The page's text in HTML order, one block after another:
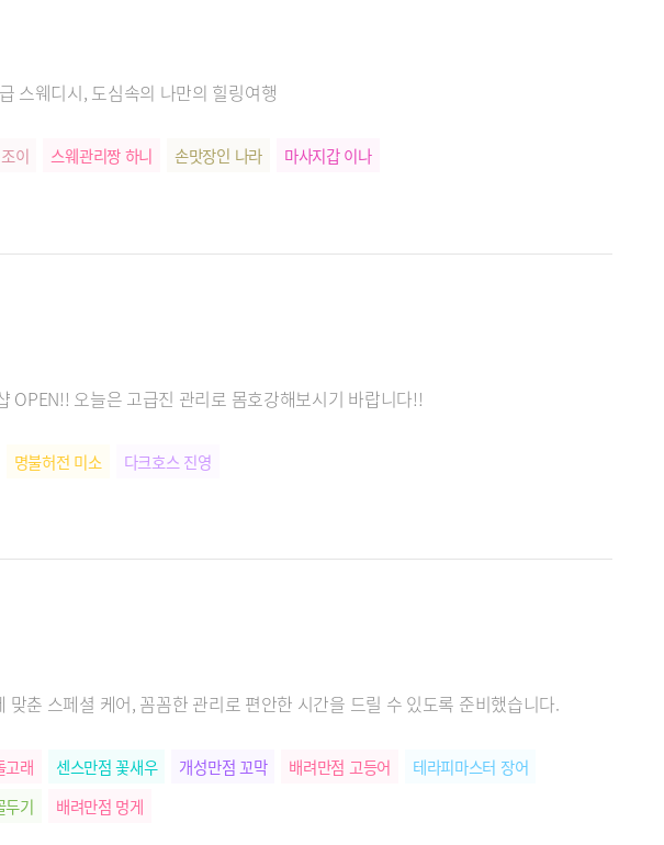
스웨디시, 도심속의 나만의 힐링여행
이 스웨관리짱 하니 손맛장인 나라 마사지갑 이나
OPEN!! 오늘은 고급진 관리로 몸호강해보시기 바랍니다!!
명불허전 미소 다크호스 진영
춘 스페셜 케어, 꼼꼼한 관리로 편안한 시간을 드릴 수 있도록 준비했습니다.
고래 센스만점 꽃새우 개성만점 꼬막 배려만점 고등어
테라피마스터 장어
두기 배려만점 멍게